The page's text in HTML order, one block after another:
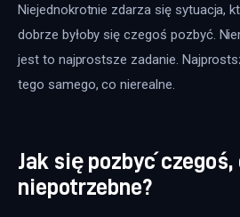
Dom i ogród
Więcej
Niejednokrotnie zdarza się sytuacja,
dobrze byłoby się czegoś pozbyć.
jest to najprostsze zadanie.
tego samego, co nierealne.
Jak się pozbyć
niepotrzebne?